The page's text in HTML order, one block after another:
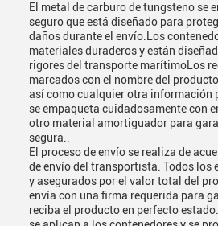
El metal de carburo de tungsteno se
seguro que está diseñado para
daños durante el envío.Los
materiales duraderos y están
rigores del transporte marítimoLos
marcados con el nombre del
así como cualquier otra información
se empaqueta cuidadosamente con
otro material amortiguador para
segura..
El proceso de envío se realiza de
de envío del transportista. Todos los
y asegurados por el valor total del
envía con una firma requerida para
reciba el producto en perfecto